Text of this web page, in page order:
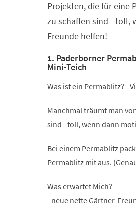
Projekten, die für eine
zu schaffen sind - toll,
Freunde helfen!
1. Paderborner
Mini-Teich
Was ist ein Permablitz? -
Manchmal träumt man
sind - toll, wenn dann
Bei einem Permablitz
Permablitz mit aus.
Was erwartet Mich?
- neue nette Gärtner-